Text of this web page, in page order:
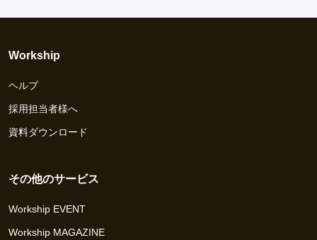
Workship
ヘルプ
採用担当者様へ
資料ダウンロード
その他のサービス
Workship EVENT
Workship MAGAZINE